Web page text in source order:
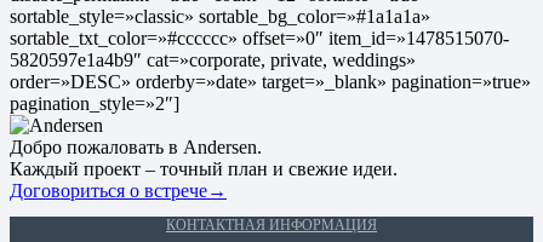
sortable_style=»classic» sortable_bg_color=»#1a1a1a»
sortable_txt_color=»#cccccc» offset=»0″ item_id=»1478515070-
5820597e1a4b9″ cat=»corporate, private, weddings»
order=»DESC» orderby=»date» target=»_blank» pagination=»true»
pagination_style=»2″]
Добро пожаловать в Andersen.
Каждый проект – точный план и свежие идеи.
Договориться о встрече→
КОНТАКТНАЯ ИНФОРМАЦИЯ